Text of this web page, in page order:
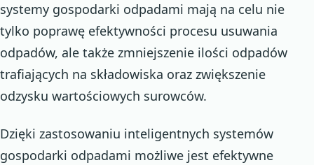
systemy gospodarki odpadami mają na celu nie
tylko poprawę efektywności procesu usuwania
odpadów, ale także zmniejszenie ilości odpadów
trafiających na składowiska oraz zwiększenie
odzysku wartościowych surowców.
Dzięki zastosowaniu inteligentnych systemów
gospodarki odpadami możliwe jest efektywne